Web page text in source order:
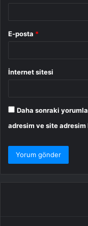
E-posta *
İnternet sitesi
Daha sonraki
adresim ve site adresim